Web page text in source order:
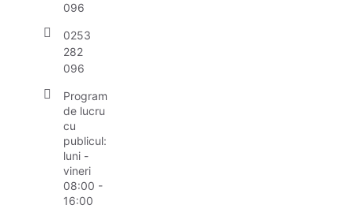
096
0253
282
096
Program
de lucru
cu
publicul:
luni -
vineri
08:00 -
16:00